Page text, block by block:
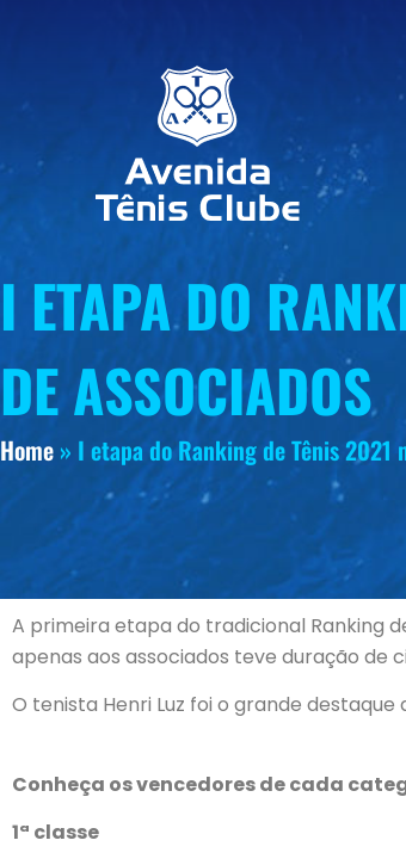
I ETAPA DO
DE ASSOCIADOS
Home » I etapa do Ranking de Tênis 2021
A primeira etapa do tradicional Ranking
apenas aos associados teve duração de
O tenista Henri Luz foi o grande
Conheça os vencedores de cada
1ª classe